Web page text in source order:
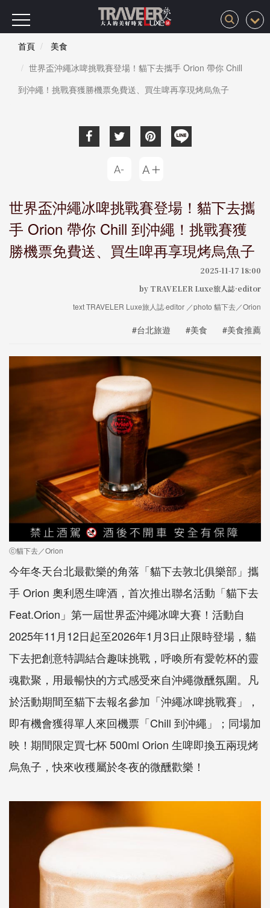
首頁
美食
世界盃沖繩冰啤挑戰賽登場！貓下去攜手 Orion 帶你 Chill
到沖繩！挑戰賽獲勝機票免費送、買生啤再享現烤烏魚子
世界盃沖繩冰啤挑戰賽登場！貓下去攜
手 Orion 帶你 Chill 到沖繩！挑戰賽獲
勝機票免費送、買生啤再享現烤烏魚子
2025-11-17 18:00
by TRAVELER Luxe旅人誌·editor
text TRAVELER Luxe旅人誌·editor ／photo 貓下去／Orion
#台北旅遊 #美食 #美食推薦
ⓒ貓下去／Orion
今年冬天台北最歡樂的角落「貓下去敦北俱樂部」攜
手 Orion 奧利恩生啤酒，首次推出聯名活動「貓下去
Feat.Orion」第一屆世界盃沖繩冰啤大賽！活動自
2025年11月12日起至2026年1月3日止限時登場，貓
下去把創意特調結合趣味挑戰，呼喚所有愛乾杯的靈
魂歡聚，用最暢快的方式感受來自沖繩微醺氛圍。凡
於活動期間至貓下去報名參加「沖繩冰啤挑戰賽」，
即有機會獲得單人來回機票「Chill 到沖繩」；同場加
映！期間限定買七杯 500ml Orion 生啤即換五兩現烤
烏魚子，快來收穫屬於冬夜的微醺歡樂！